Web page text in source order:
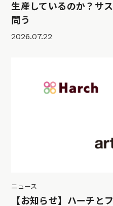
生産しているのか？サ
問う
2026.07.22
ニュース
【お知らせ】ハーチと